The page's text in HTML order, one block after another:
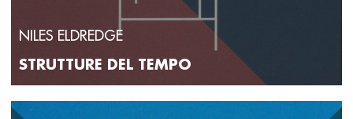
NILES ELDREDGE
STRUTTURE DEL TEMPO